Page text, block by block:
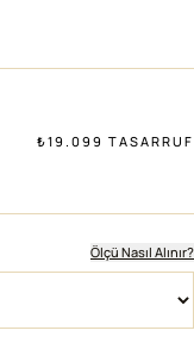
₺19.099 TASARRUF
Ölçü Nasıl Alınır?